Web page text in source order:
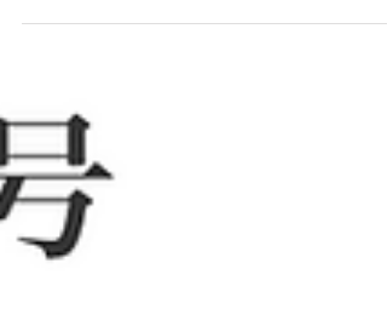
撮影地：長野市中条 Sony α７Ⅲ MC11＋